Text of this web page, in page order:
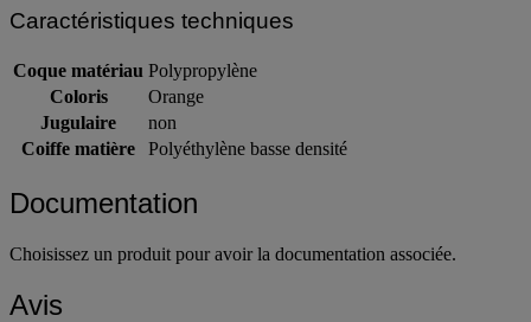
Caractéristiques techniques
Coque matériau Polypropylène
Coloris
Orange
Jugulaire
non
Coiffe matière
Polyéthylène basse densité
Documentation
Choisissez un produit pour avoir la documentation associée.
Avis